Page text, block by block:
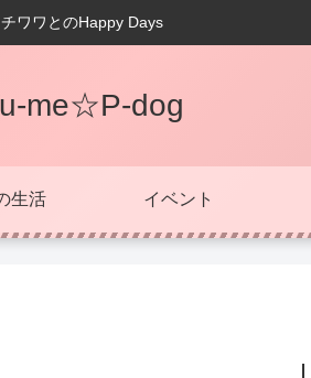
チワワとのHappy Days
me☆P-dog
生活 イベント